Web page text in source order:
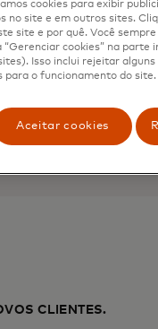
a sua
CLIENTES.
cookies para exibir
no site e em outros sites.
site e por quê. Você
cookies” na parte
Isso inclui rejeitar
para o funcionamento do site.
Aceitar cookies